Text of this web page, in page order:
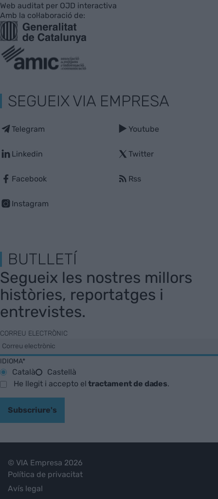
Web auditat per OJD interactiva
Amb la col·laboració de:
SEGUEIX VIA EMPRESA
Telegram
Linkedin
Facebook
Instagram
Youtube
Twitter
Rss
BUTLLETÍ
Segueix les nostres millors
històries, reportatges i
entrevistes.
CORREU ELECTRÒNIC
IDIOMA*
Català
Castellà
He llegit i accepto eltractament de dades.
Subscriure's
© VIA Empresa 2026
Política de privacitat
Avís legal